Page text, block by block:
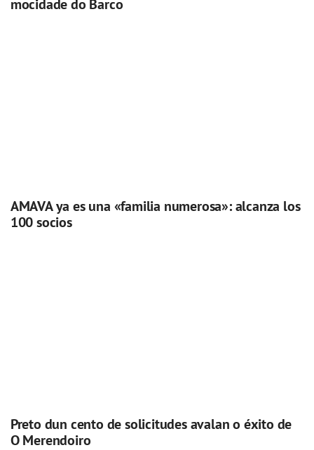
mocidade do Barco
AMAVA ya es una «familia numerosa»: alcanza los
100 socios
Preto dun cento de solicitudes avalan o éxito de
O Merendoiro